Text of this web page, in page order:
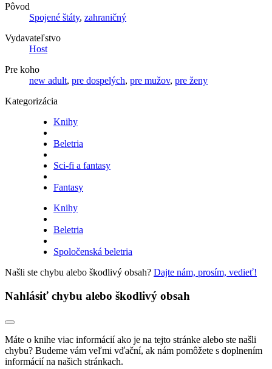
Pôvod
Spojené štáty, zahraničný
Vydavateľstvo
Host
Pre koho
new adult, pre dospelých, pre mužov, pre ženy
Kategorizácia
Knihy
Beletria
Sci-fi a fantasy
Fantasy
Knihy
Beletria
Spoločenská beletria
Našli ste chybu alebo škodlivý obsah? Dajte nám, prosím, vedieť!
Nahlásiť chybu alebo škodlivý obsah
Máte o knihe viac informácií ako je na tejto stránke alebo ste našli
chybu? Budeme vám veľmi vďační, ak nám pomôžete s doplnením
informácií na našich stránkach.